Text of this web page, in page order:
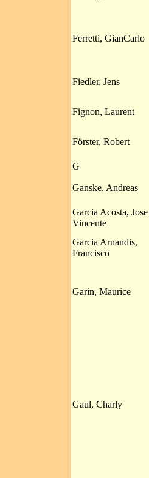
Ferretti, GianCarlo
Fiedler, Jens
Fignon, Laurent
Förster, Robert
G
Ganske, Andreas
Garcia Acosta, Jose
Vincente
Garcia Arnandis,
Francisco
Garin, Maurice
Gaul, Charly